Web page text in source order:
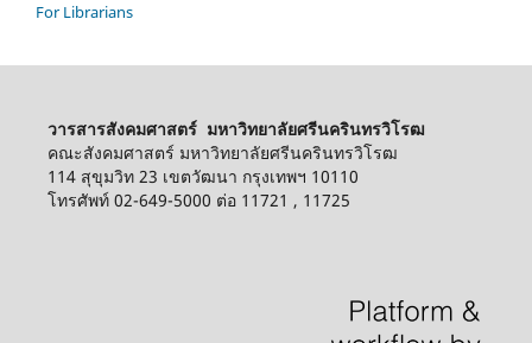
For Librarians
วารสารสังคมศาสตร์ มหาวิทยาลัยศรีนครินทรวิโรฒ
คณะสังคมศาสตร์ มหาวิทยาลัยศรีนครินทรวิโรฒ
114 สุขุมวิท 23 เขตวัฒนา กรุงเทพฯ 10110
โทรศัพท์ 02-649-5000 ต่อ 11721 , 11725